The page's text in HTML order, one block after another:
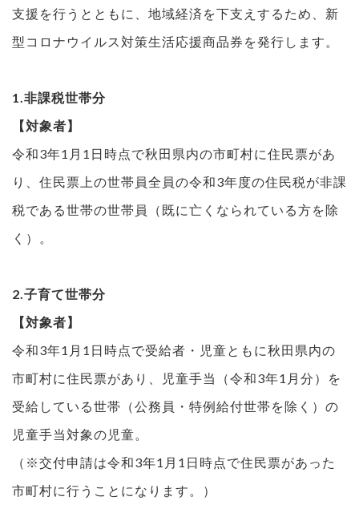
支援を行うとともに、地域経済を下支えするため、新
型コロナウイルス対策生活応援商品券を発行します。
1.非課税世帯分
【対象者】
令和3年1月1日時点で秋田県内の市町村に住民票があ
り、住民票上の世帯員全員の令和3年度の住民税が非課
税である世帯の世帯員（既に亡くなられている方を除
く）。
2.子育て世帯分
【対象者】
令和3年1月1日時点で受給者・児童ともに秋田県内の
市町村に住民票があり、児童手当（令和3年1月分）を
受給している世帯（公務員・特例給付世帯を除く）の
児童手当対象の児童。
（※交付申請は令和3年1月1日時点で住民票があった
市町村に行うことになります。）